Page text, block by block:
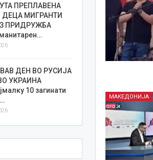
МАКЕДОНИЈА
ПРЕПЛАВЕНА
ДЕЦА МИГРАНТИ
ПРИДРУЖБА
ДЕН ВО РУСИЈА
УКРАИНА
10 загинати